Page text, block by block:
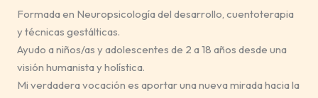
Formada en Neuropsicología del desarrollo, cuentoterapia
y técnicas gestálticas.
Ayudo a niños/as y adolescentes de 2 a 18 años desde una
visión humanista y holística.
Mi verdadera vocación es aportar una nueva mirada hacia la